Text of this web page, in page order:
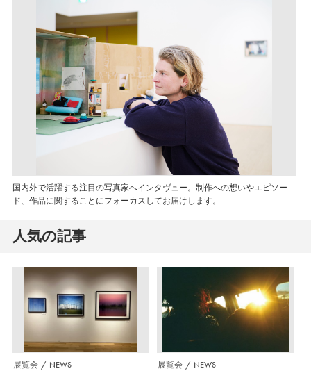
国内外で活躍する注目の写真家へインタヴュー。制作への想いやエピソー
ド、作品に関することにフォーカスしてお届けします。
人気の記事
展覧会 NEWS 展覧会 NEWS